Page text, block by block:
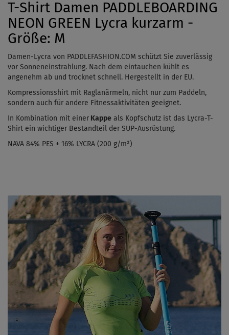
T-Shirt Damen PADDLEBOARDING
NEON GREEN Lycra kurzarm -
Größe: M
Damen-Lycra von PADDLEFASHION.COM schützt Sie zuverlässig
vor Sonneneinstrahlung. Nach dem eintauchen kühlt es
angenehm ab und trocknet schnell. Hergestellt in der EU.
Kompressionsshirt mit Raglanärmeln, nicht nur zum Paddeln,
sondern auch für andere Fitnessaktivitäten geeignet.
In Kombination mit einer Kappe als Kopfschutz ist das Lycra-T-
Shirt ein wichtiger Bestandteil der SUP-Ausrüstung.
NAVA 84% PES + 16% LYCRA (200 g/m²)